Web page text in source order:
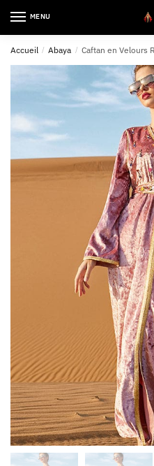
MENU
Accueil / Abaya / Caftan en Velours